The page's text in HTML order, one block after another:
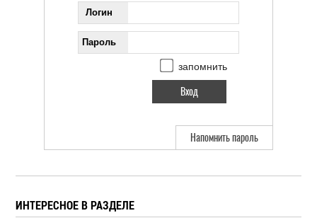
Логин
Пароль
запомнить
Напомнить пароль
ИНТЕРЕСНОЕ В РАЗДЕЛЕ